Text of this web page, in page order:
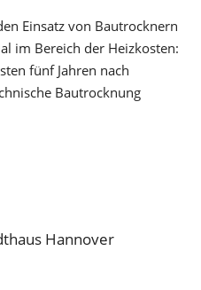
Einsatz von Bautrocknern
im Bereich der Heizkosten:
fünf Jahren nach
Bautrocknung